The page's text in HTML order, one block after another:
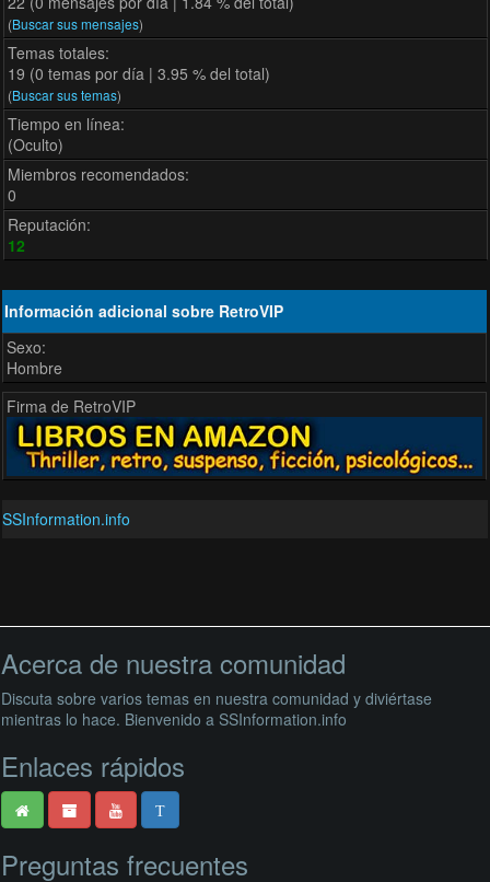
(Buscar sus mensajes)
Temas totales:
19 (0 temas por día | 3.95 % del total)
(Buscar sus temas)
Tiempo en línea:
(Oculto)
Miembros recomendados:
0
Reputación:
12
Información adicional sobre RetroVIP
Sexo:
Hombre
Firma de RetroVIP
SSInformation.info
Acerca de nuestra comunidad
Discuta sobre varios temas en nuestra comunidad y diviértase
mientras lo hace. Bienvenido a SSInformation.info
Enlaces rápidos
T
Preguntas frecuentes